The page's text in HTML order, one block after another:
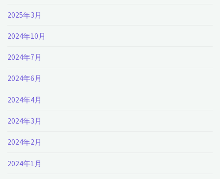
2025年3月
2024年10月
2024年7月
2024年6月
2024年4月
2024年3月
2024年2月
2024年1月